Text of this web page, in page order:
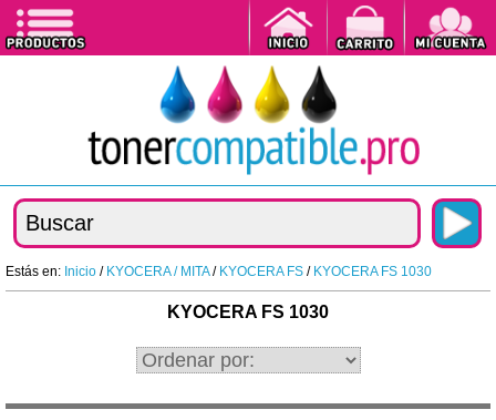
Estás en: Inicio / KYOCERA / MITA/ KYOCERA FS / KYOCERA FS 1030
KYOCERA FS 1030